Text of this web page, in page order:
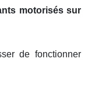
motorisés sur
de fonctionner